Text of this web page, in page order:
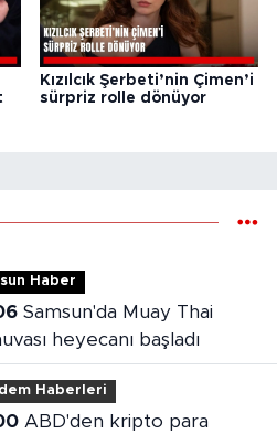
Kızılcık Şerbeti’nin Çimen’i
sürpriz rolle dönüyor
Haber
Samsun'da Muay Thai
heyecanı başladı
Haberleri
ABD'den kripto para